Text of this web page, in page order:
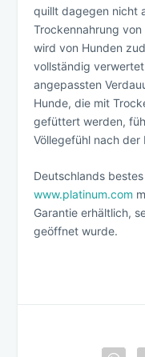
quillt dagegen nicht
Trockennahrung
wird von Hunden
vollständig
angepassten
Hunde, die mit
gefüttert werden,
Völlegefühl nach der
Deutschlands
www.platinum.com
Garantie erhältlich,
geöffnet wurde.